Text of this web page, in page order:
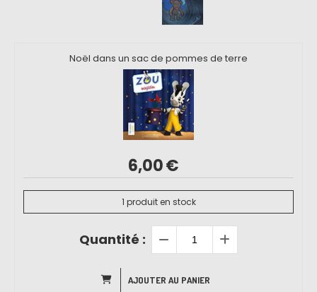
Noël dans un sac de pommes de terre
6,00€
1 produit en stock
Quantité :
AJOUTER AU PANIER